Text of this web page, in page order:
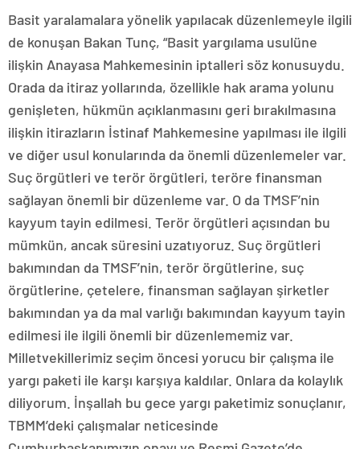
Basit yaralamalara yönelik yapılacak düzenlemeyle ilgili
de konuşan Bakan Tunç, “Basit yargılama usulüne
ilişkin Anayasa Mahkemesinin iptalleri söz konusuydu.
Orada da itiraz yollarında, özellikle hak arama yolunu
genişleten, hükmün açıklanmasını geri bırakılmasına
ilişkin itirazların İstinaf Mahkemesine yapılması ile ilgili
ve diğer usul konularında da önemli düzenlemeler var.
Suç örgütleri ve terör örgütleri, teröre finansman
sağlayan önemli bir düzenleme var. O da TMSF’nin
kayyum tayin edilmesi. Terör örgütleri açısından bu
mümkün, ancak süresini uzatıyoruz. Suç örgütleri
bakımından da TMSF’nin, terör örgütlerine, suç
örgütlerine, çetelere, finansman sağlayan şirketler
bakımından ya da mal varlığı bakımından kayyum tayin
edilmesi ile ilgili önemli bir düzenlememiz var.
Milletvekillerimiz seçim öncesi yorucu bir çalışma ile
yargı paketi ile karşı karşıya kaldılar. Onlara da kolaylık
diliyorum. İnşallah bu gece yargı paketimiz sonuçlanır,
TBMM’deki çalışmalar neticesinde